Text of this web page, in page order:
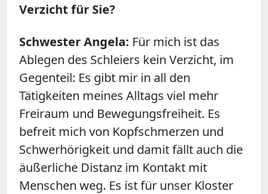
Verzicht für Sie?
Schwester Angela: Für mich ist das
Ablegen des Schleiers kein Verzicht, im
Gegenteil: Es gibt mir in all den
Tätigkeiten meines Alltags viel mehr
Freiraum und Bewegungsfreiheit. Es
befreit mich von Kopfschmerzen und
Schwerhörigkeit und damit fällt auch die
äußerliche Distanz im Kontakt mit
Menschen weg. Es ist für unser Kloster